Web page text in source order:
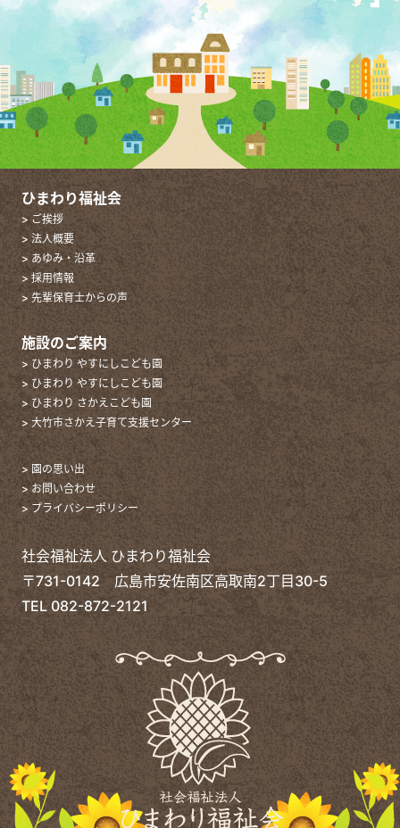
ひまわり福祉会
> ご挨拶
> 法人概要
> あゆみ・沿革
> 採用情報
> 先輩保育士からの声
施設のご案内
> ひまわり やすにしこども園
> ひまわり やすにしこども園
> ひまわり さかえこども園
> 大竹市さかえ子育て支援センター
> 園の思い出
> お問い合わせ
> プライバシーポリシー
社会福祉法人 ひまわり福祉会
〒731-0142 広島市安佐南区高取南2丁目30-5
TEL 082-872-2121